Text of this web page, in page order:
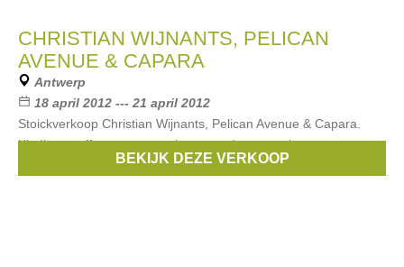
CHRISTIAN WIJNANTS, PELICAN
AVENUE & CAPARA
Antwerp
18 april 2012 --- 21 april 2012
Stoickverkoop Christian Wijnants, Pelican Avenue & Capara.
Kleding, stoffen en accessoires voor dames en heren.
Christian Wijnants,Pelican Avenue
BEKIJK DEZE VERKOOP